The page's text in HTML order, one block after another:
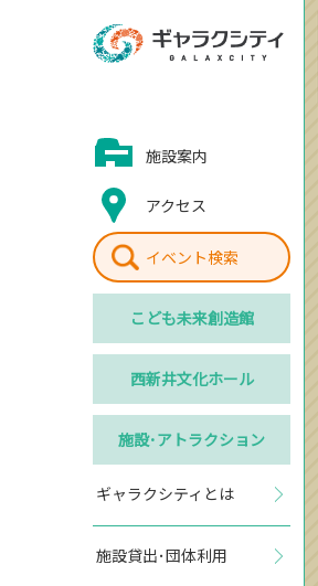
施設案内
アクセス
イベント検索
こども未来創造館
西新井文化ホール
施設･アトラクション
ギャラクシティとは
施設貸出･団体利用